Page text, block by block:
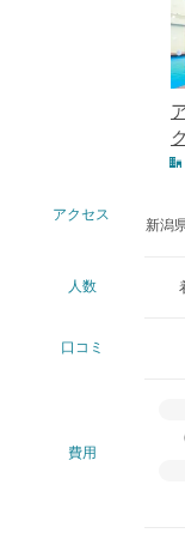
アクセス
新潟
人数
口コミ
費用